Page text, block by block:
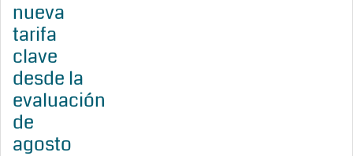
nueva
tarifa
clave
desde la
evaluación
de
agosto